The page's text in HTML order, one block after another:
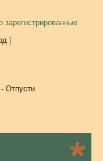
зарегистрированные
]
Отпусти